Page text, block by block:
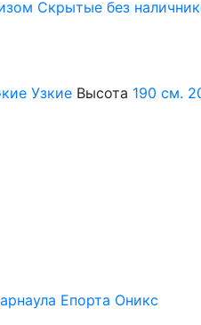
Скрытые без
Узкие Высота 190 см.
Епорта Оникс